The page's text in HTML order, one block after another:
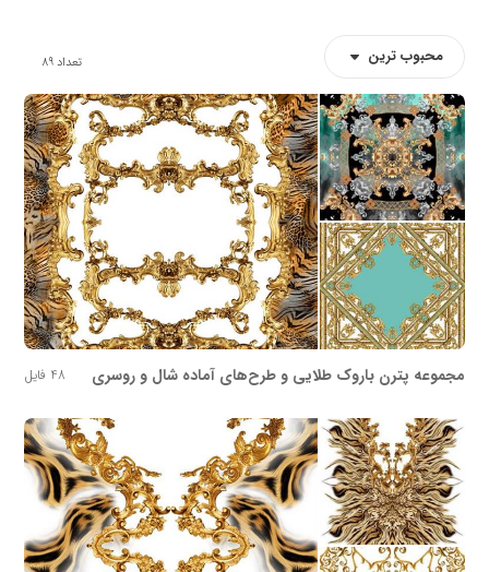
محبوب ترین تعداد89
مجموعه پترن باروک طلایی و طرح‌های آماده شال و روسری 48 فایل